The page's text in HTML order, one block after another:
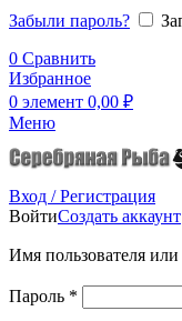
Забыли пароль?
0 Сравнить
Избранное
0 элемент 0,00 ₽
Меню
Вход / Регистрация
ВойтиСоздать аккаунт
Имя пользователя
Пароль *